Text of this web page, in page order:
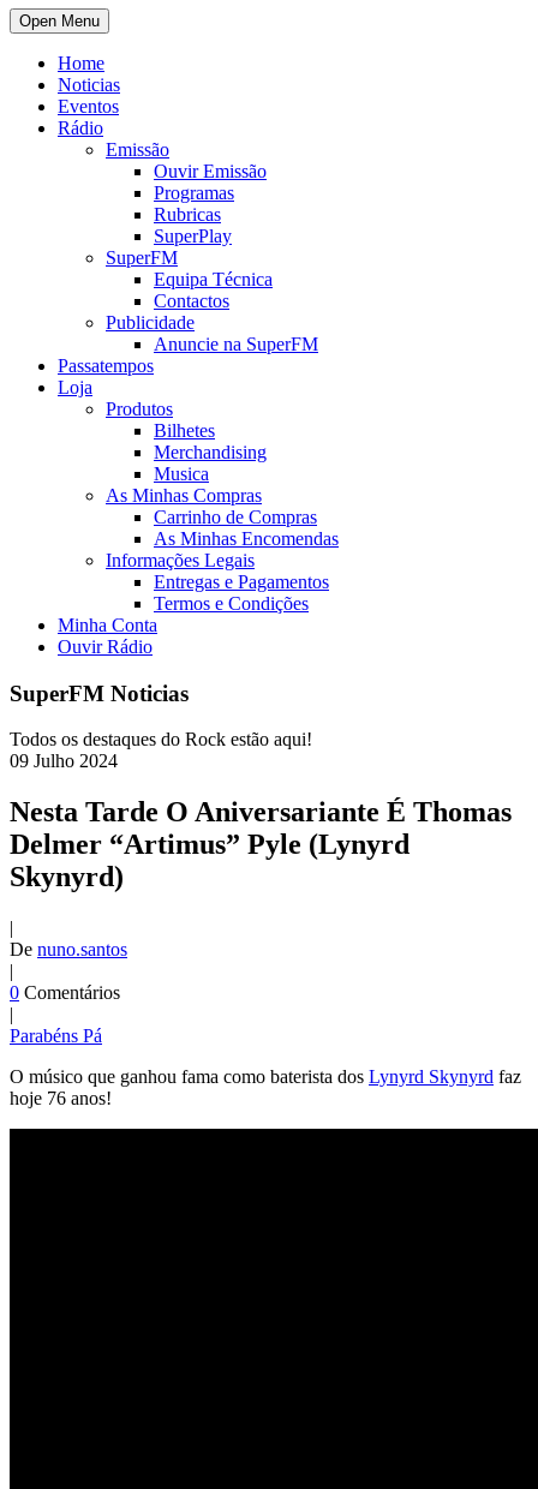
Open Menu
Home
Noticias
Eventos
Rádio
Emissão
Ouvir Emissão
Programas
Rubricas
SuperPlay
SuperFM
Equipa Técnica
Contactos
Publicidade
Anuncie na SuperFM
Passatempos
Loja
Produtos
Bilhetes
Merchandising
Musica
As Minhas Compras
Carrinho de Compras
As Minhas Encomendas
Informações Legais
Entregas e Pagamentos
Termos e Condições
Minha Conta
Ouvir Rádio
SuperFM Noticias
Todos os destaques do Rock estão aqui!
09 Julho 2024
Nesta Tarde O Aniversariante É Thomas
Delmer “Artimus” Pyle (Lynyrd
Skynyrd)
|
De nuno.santos
|
0 Comentários
|
Parabéns Pá
O músico que ganhou fama como baterista dos Lynyrd Skynyrd faz
hoje 76 anos!